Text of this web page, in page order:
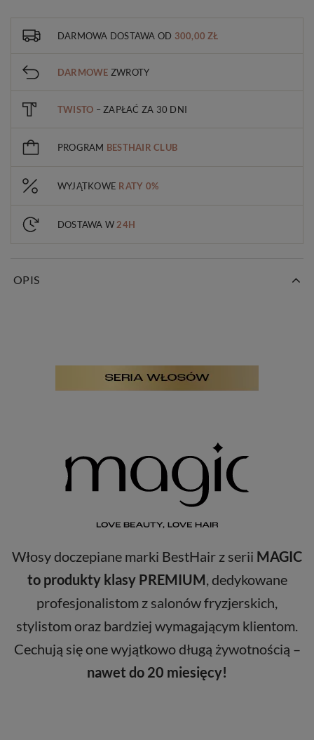
DARMOWA DOSTAWA OD 300,00 ZŁ
DARMOWE ZWROTY
TWISTO – ZAPŁAĆ ZA 30 DNI
PROGRAM BESTHAIR CLUB
WYJĄTKOWE RATY 0%
DOSTAWA W 24H
OPIS
Włosy doczepiane marki BestHair z serii MAGIC
to produkty klasy PREMIUM , dedykowane
profesjonalistom z salonów fryzjerskich,
stylistom oraz bardziej wymagającym klientom.
Cechują się one wyjątkowo długą żywotnością –
nawet do 20 miesięcy!